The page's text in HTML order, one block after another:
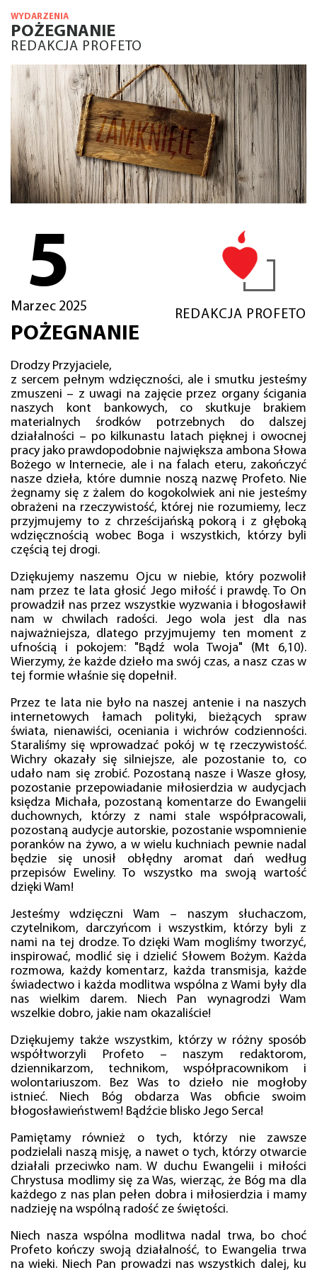
WYDARZENIA
POŻEGNANIE
REDAKCJA PROFETO
5
Marzec 2025
REDAKCJA PROFETO
POŻEGNANIE
Drodzy Przyjaciele,
z sercem pełnym wdzięczności, ale i smutku jesteśmy
zmuszeni – z uwagi na zajęcie przez organy ścigania
naszych kont bankowych, co skutkuje brakiem
materialnych środków potrzebnych do dalszej
działalności – po kilkunastu latach pięknej i owocnej
pracy jako prawdopodobnie największa ambona Słowa
Bożego w Internecie, ale i na falach eteru, zakończyć
nasze dzieła, które dumnie noszą nazwę Profeto. Nie
żegnamy się z żalem do kogokolwiek ani nie jesteśmy
obrażeni na rzeczywistość, której nie rozumiemy, lecz
przyjmujemy to z chrześcijańską pokorą i z głęboką
wdzięcznością wobec Boga i wszystkich, którzy byli
częścią tej drogi.
Dziękujemy naszemu Ojcu w niebie, który pozwolił
nam przez te lata głosić Jego miłość i prawdę. To On
prowadził nas przez wszystkie wyzwania i błogosławił
nam w chwilach radości. Jego wola jest dla nas
najważniejsza, dlatego przyjmujemy ten moment z
ufnością i pokojem: "Bądź wola Twoja" (Mt 6,10).
Wierzymy, że każde dzieło ma swój czas, a nasz czas w
tej formie właśnie się dopełnił.
Przez te lata nie było na naszej antenie i na naszych
internetowych łamach polityki, bieżących spraw
świata, nienawiści, oceniania i wichrów codzienności.
Staraliśmy się wprowadzać pokój w tę rzeczywistość.
Wichry okazały się silniejsze, ale pozostanie to, co
udało nam się zrobić. Pozostaną nasze i Wasze głosy,
pozostanie przepowiadanie miłosierdzia w audycjach
księdza Michała, pozostaną komentarze do Ewangelii
duchownych, którzy z nami stale współpracowali,
pozostaną audycje autorskie, pozostanie wspomnienie
poranków na żywo, a w wielu kuchniach pewnie nadal
będzie się unosił obłędny aromat dań według
przepisów Eweliny. To wszystko ma swoją wartość
dzięki Wam!
Jesteśmy wdzięczni Wam – naszym słuchaczom,
czytelnikom, darczyńcom i wszystkim, którzy byli z
nami na tej drodze. To dzięki Wam mogliśmy tworzyć,
inspirować, modlić się i dzielić Słowem Bożym. Każda
rozmowa, każdy komentarz, każda transmisja, każde
świadectwo i każda modlitwa wspólna z Wami były dla
nas wielkim darem. Niech Pan wynagrodzi Wam
wszelkie dobro, jakie nam okazaliście!
Dziękujemy także wszystkim, którzy w różny sposób
współtworzyli Profeto – naszym redaktorom,
dziennikarzom, technikom, współpracownikom i
wolontariuszom. Bez Was to dzieło nie mogłoby
istnieć. Niech Bóg obdarza Was obficie swoim
błogosławieństwem! Bądźcie blisko Jego Serca!
Pamiętamy również o tych, którzy nie zawsze
podzielali naszą misję, a nawet o tych, którzy otwarcie
działali przeciwko nam. W duchu Ewangelii i miłości
Chrystusa modlimy się za Was, wierząc, że Bóg ma dla
każdego z nas plan pełen dobra i miłosierdzia i mamy
nadzieję na wspólną radość ze świętości.
Niech nasza wspólna modlitwa nadal trwa, bo choć
Profeto kończy swoją działalność, to Ewangelia trwa
na wieki. Niech Pan prowadzi nas wszystkich dalej, ku